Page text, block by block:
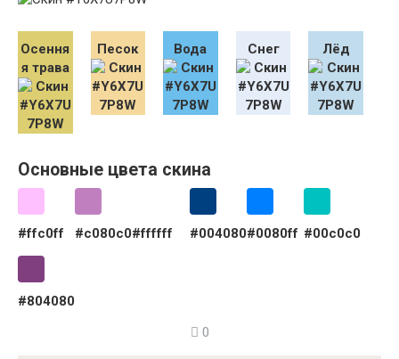
Осення
я трава
Песок Вода Снег Лёд
Основные цвета скина
#ffc0ff #c080c0#ffffff #004080#0080ff #00c0c0
#804080
0